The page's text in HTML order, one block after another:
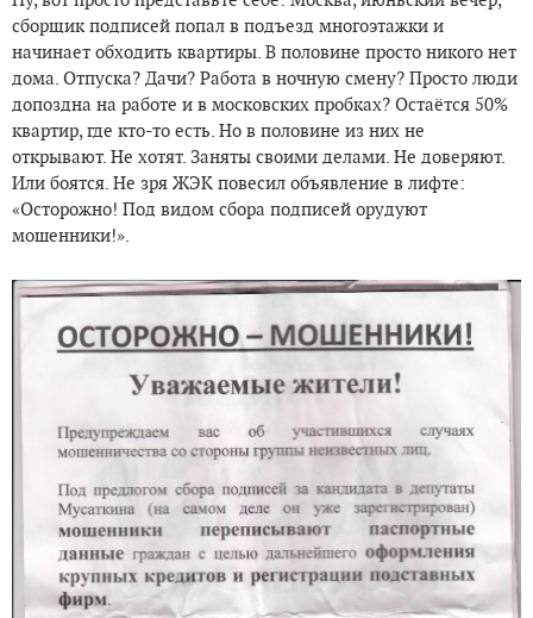
сборщик подписей попал в подъезд многоэтажки и
начинает обходить квартиры. В половине просто никого нет
дома. Отпуска? Дачи? Работа в ночную смену? Просто люди
допоздна на работе и в московских пробках? Остаётся 50%
квартир, где кто-то есть. Но в половине из них не
открывают. Не хотят. Заняты своими делами. Не доверяют.
Или боятся. Не зря ЖЭК повесил объявление в лифте:
«Осторожно! Под видом сбора подписей орудуют
мошенники!».